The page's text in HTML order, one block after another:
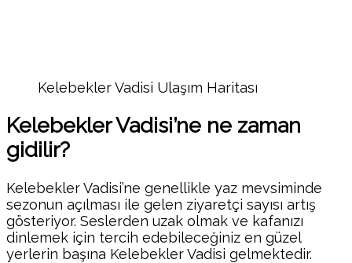
Kelebekler Vadisi Ulaşım Haritası
Kelebekler Vadisi’ne ne zaman
gidilir?
Kelebekler Vadisi’ne genellikle yaz mevsiminde
sezonun açılması ile gelen ziyaretçi sayısı artış
gösteriyor. Seslerden uzak olmak ve kafanızı
dinlemek için tercih edebileceğiniz en güzel
yerlerin başına Kelebekler Vadisi gelmektedir.